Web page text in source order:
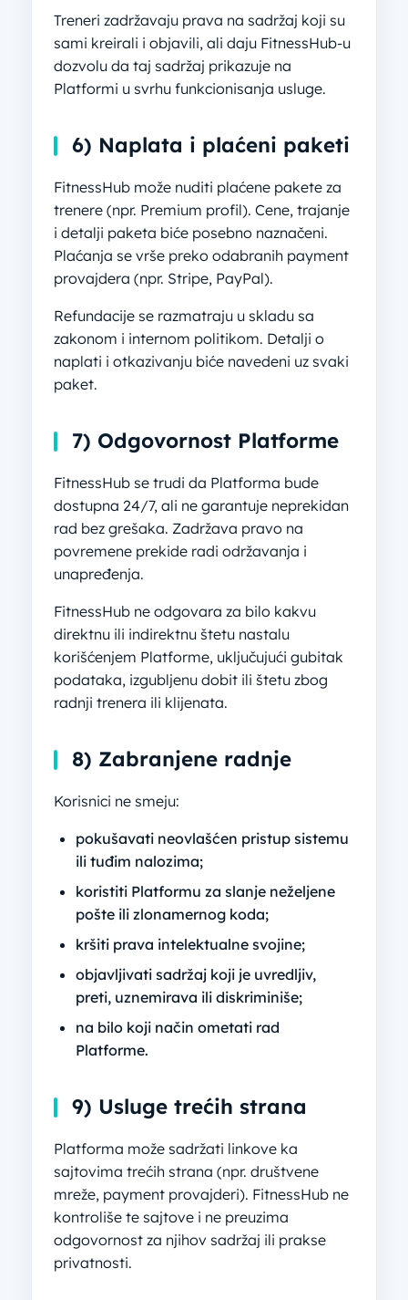
Treneri zadržavaju prava na sadržaj koji su
sami kreirali i objavili, ali daju FitnessHub-u
dozvolu da taj sadržaj prikazuje na
Platformi u svrhu funkcionisanja usluge.
6) Naplata i plaćeni paketi
FitnessHub može nuditi plaćene pakete za
trenere (npr. Premium profil). Cene, trajanje
i detalji paketa biće posebno naznačeni.
Plaćanja se vrše preko odabranih payment
provajdera (npr. Stripe, PayPal).
Refundacije se razmatraju u skladu sa
zakonom i internom politikom. Detalji o
naplati i otkazivanju biće navedeni uz svaki
paket.
7) Odgovornost Platforme
FitnessHub se trudi da Platforma bude
dostupna 24/7, ali ne garantuje neprekidan
rad bez grešaka. Zadržava pravo na
povremene prekide radi održavanja i
unapređenja.
FitnessHub ne odgovara za bilo kakvu
direktnu ili indirektnu štetu nastalu
korišćenjem Platforme, uključujući gubitak
podataka, izgubljenu dobit ili štetu zbog
radnji trenera ili klijenata.
8) Zabranjene radnje
Korisnici ne smeju:
pokušavati neovlašćen pristup sistemu
ili tuđim nalozima;
koristiti Platformu za slanje neželjene
pošte ili zlonamernog koda;
kršiti prava intelektualne svojine;
objavljivati sadržaj koji je uvredljiv,
preti, uznemirava ili diskriminiše;
na bilo koji način ometati rad
Platforme.
9) Usluge trećih strana
Platforma može sadržati linkove ka
sajtovima trećih strana (npr. društvene
mreže, payment provajderi). FitnessHub ne
kontroliše te sajtove i ne preuzima
odgovornost za njihov sadržaj ili prakse
privatnosti.